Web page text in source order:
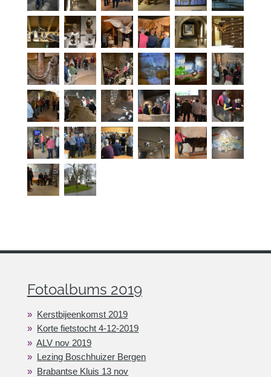
Fotoalbums 2019
Kerstbijeenkomst 2019
Korte fietstocht 4-12-2019
ALV nov 2019
Lezing Boschhuizer Bergen
Brabantse Kluis 13 nov